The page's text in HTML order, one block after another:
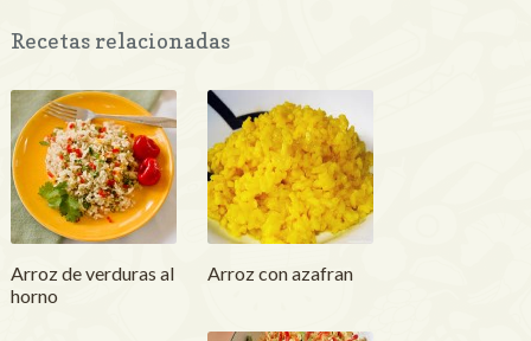
Recetas relacionadas
Arroz de verduras al
horno
Arroz con azafran